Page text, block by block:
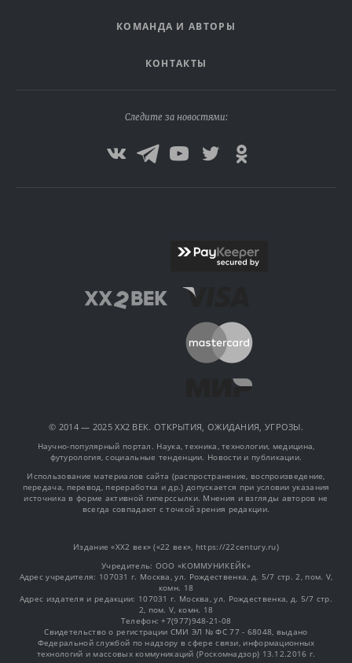
КОМАНДА И АВТОРЫ
КОНТАКТЫ
Следите за новостями:
© 2014 — 2025 XX2 ВЕК. ОТКРЫТИЯ, ОЖИДАНИЯ, УГРОЗЫ.
Научно-популярный портал. Наука, техника, технологии, медицина,
футурология, социальные тенденции. Новости и публикации.
Использование материалов сайта (распространение, воспроизведение,
передача, перевод, переработка и др.) допускается при условии указания
источника в форме активной гиперссылки. Мнения и взгляды авторов не
всегда совпадают с точкой зрения редакции.
Издание «XX2 век» («22 век», https://22century.ru)
Учредитель: OOO «КОММУНИКЕЙК»
Адрес учредителя: 107031 г. Москва, ул. Рождественка, д. 5/7 стр. 2, пом. V,
комн. 18
Адрес издателя и редакции: 107031 г. Москва, ул. Рождественка, д. 5/7 стр.
2, пом. V, комн. 18
Телефон: +7(977)948-21-08
Свидетельство о регистрации СМИ ЭЛ № ФС 77 - 68048, выдано
Федеральной службой по надзору в сфере связи, информационных
технологий и массовых коммуникаций (Роскомнадзор) 13.12.2016 г.